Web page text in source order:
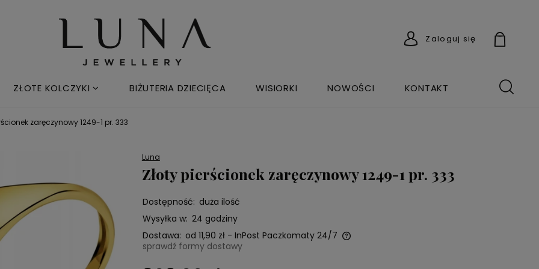
Zaloguj się
ZŁOTE KOLCZYKI BIŻUTERIA DZIECIĘCA WISIORKI NOWOŚCI KONTAKT
zaręczynowy 1249-1 pr. 333
Luna
Złoty pierścionek zaręczynowy 1249-1 pr. 333
Dostępność: duża ilość
Wysyłka w: 24 godziny
Dostawa: od 11,90 zł - InPost Paczkomaty 24/7
sprawdź formy dostawy